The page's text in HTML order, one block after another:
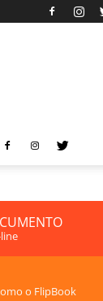
o FlipBook